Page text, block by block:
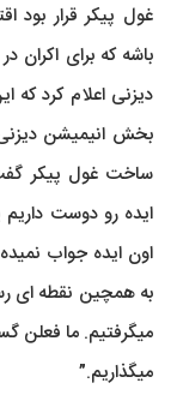
غول پیکر قرار بود
بخش انیمیشن دیزنی
ساخت غول پیکر
ایده رو دوست
اون ایده جواب
به همچین نقطه ای
میگرفتیم. ما فعلن
میگذاریم.”